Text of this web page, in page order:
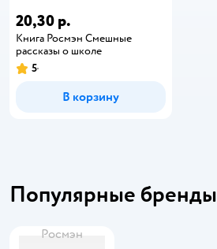
20,30 р.
Книга Росмэн Смешные
рассказы о школе
5
В корзину
Популярные бренды
Росмэн